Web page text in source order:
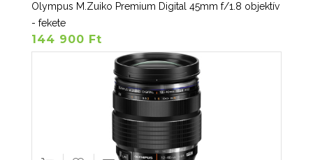
Olympus M.Zuiko Premium Digital 45mm f/1.8 objektív
- fekete
144 900 Ft